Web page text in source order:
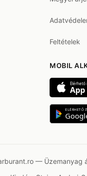
Feltételek
MOBIL
Elérhető
App
ELÉRHETŐ
— Üzemanyag